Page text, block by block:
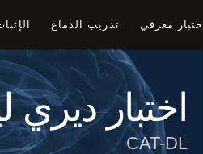
اختبار معرفي تدريب الدماغ
اختبار ديري
CAT-DL